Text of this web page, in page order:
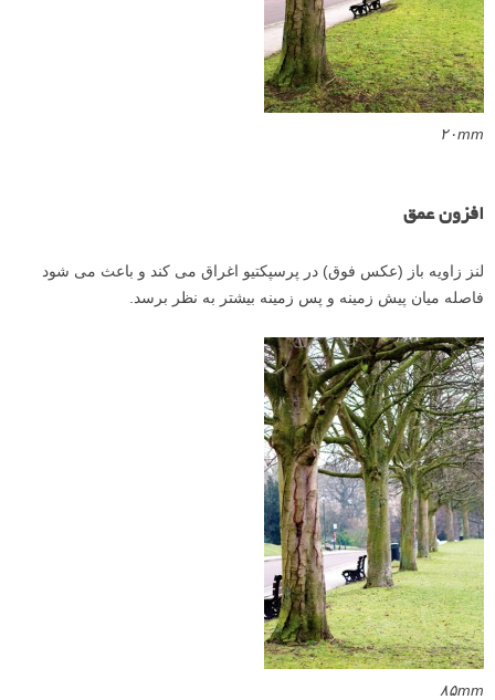
۲۰mm
افزون عمق
لنز زاویه باز (عکس فوق) در پرسپکتیو اغراق می کند و باعث می شود
فاصله میان پیش زمینه و پس زمینه بیشتر به نظر برسد.
۸۵mm